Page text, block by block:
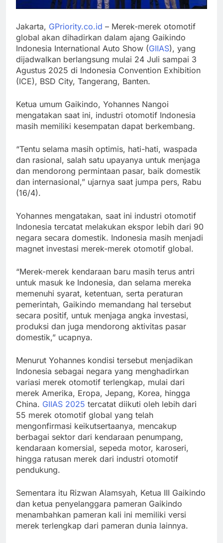
Menyekolahkan
2.000 Dokter
Spesialis
dengan
Jumlah PHK
Terbanyak
Rentang
Januari-Juni
2026
6 Fase
Kedekatan
Ayah dan Anak
Perempuan
Boleh Terlewat
Jakarta, GPriority.co.id – Merek-merek otomotif
global akan dihadirkan dalam ajang Gaikindo
Indonesia International Auto Show (GIIAS), yang
dijadwalkan berlangsung mulai 24 Juli sampai 3
Agustus 2025 di Indonesia Convention Exhibition
(ICE), BSD City, Tangerang, Banten.
Ketua umum Gaikindo, Yohannes Nangoi
mengatakan saat ini, industri otomotif Indonesia
masih memiliki kesempatan dapat berkembang.
“Tentu selama masih optimis, hati-hati, waspada
dan rasional, salah satu upayanya untuk menjaga
dan mendorong permintaan pasar, baik domestik
dan internasional,” ujarnya saat jumpa pers, Rabu
(16/4).
Yohannes mengatakan, saat ini industri otomotif
Indonesia tercatat melakukan ekspor lebih dari 90
negara secara domestik. Indonesia masih menjadi
magnet investasi merek-merek otomotif global.
“Merek-merek kendaraan baru masih terus antri
untuk masuk ke Indonesia, dan selama mereka
memenuhi syarat, ketentuan, serta peraturan
pemerintah, Gaikindo memandang hal tersebut
secara positif, untuk menjaga angka investasi,
produksi dan juga mendorong aktivitas pasar
domestik,” ucapnya.
Menurut Yohannes kondisi tersebut menjadikan
Indonesia sebagai negara yang menghadirkan
variasi merek otomotif terlengkap, mulai dari
merek Amerika, Eropa, Jepang, Korea, hingga
China. GIIAS 2025 tercatat diikuti oleh lebih dari
55 merek otomotif global yang telah
mengonfirmasi keikutsertaanya, mencakup
berbagai sektor dari kendaraan penumpang,
kendaraan komersial, sepeda motor, karoseri,
hingga ratusan merek dari industri otomotif
pendukung.
Sementara itu Rizwan Alamsyah, Ketua III Gaikindo
dan ketua penyelanggara pameran Gaikindo
menambahkan pameran kali ini memiliki versi
merek terlengkap dari pameran dunia lainnya.